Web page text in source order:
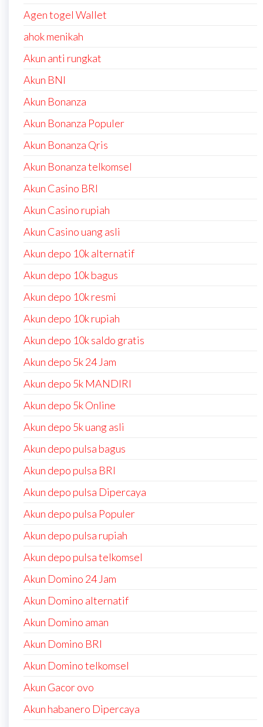
Agen togel Wallet
ahok menikah
Akun anti rungkat
Akun BNI
Akun Bonanza
Akun Bonanza Populer
Akun Bonanza Qris
Akun Bonanza telkomsel
Akun Casino BRI
Akun Casino rupiah
Akun Casino uang asli
Akun depo 10k alternatif
Akun depo 10k bagus
Akun depo 10k resmi
Akun depo 10k rupiah
Akun depo 10k saldo gratis
Akun depo 5k 24 Jam
Akun depo 5k MANDIRI
Akun depo 5k Online
Akun depo 5k uang asli
Akun depo pulsa bagus
Akun depo pulsa BRI
Akun depo pulsa Dipercaya
Akun depo pulsa Populer
Akun depo pulsa rupiah
Akun depo pulsa telkomsel
Akun Domino 24 Jam
Akun Domino alternatif
Akun Domino aman
Akun Domino BRI
Akun Domino telkomsel
Akun Gacor ovo
Akun habanero Dipercaya